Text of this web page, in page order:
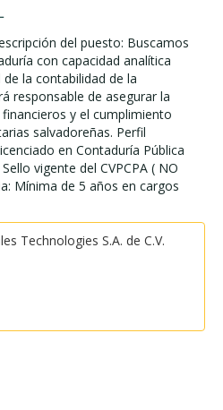
del puesto: Buscamos
con capacidad analítica
la contabilidad de la
responsable de asegurar la
y el cumplimiento
salvadoreñas. Perfil
en Contaduría Pública
vigente del CVPCPA ( NO
Mínima de 5 años en cargos
Technologies S.A. de C.V.